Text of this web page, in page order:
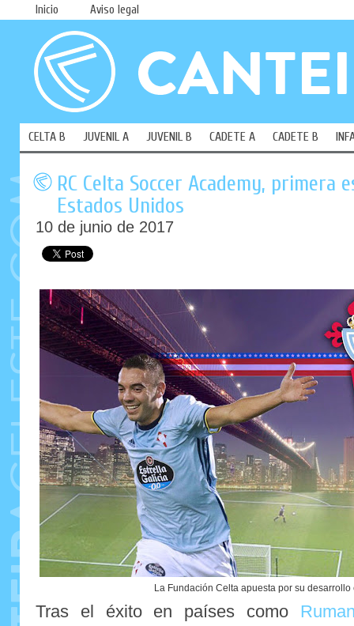
Inicio Aviso legal
CELTA B JUVENIL A JUVENIL B CADETE A CADETE B
RC Celta Soccer Academy, primera
Estados Unidos
10 de junio de 2017
La Fundación Celta apuesta por su
Tras el éxito en países como